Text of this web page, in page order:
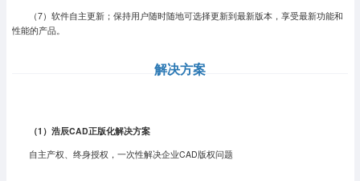
（7）软件自主更新；保持用户随时随地可选择更新到最新版本，享受最新功能和
性能的产品。
解决方案
（1）浩辰CAD正版化解决方案
自主产权、终身授权，一次性解决企业CAD版权问题